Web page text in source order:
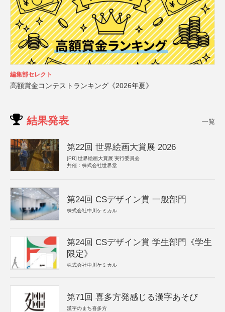
編集部セレクト
高額賞金コンテストランキング《2026年夏》
結果発表 一覧
第22回 世界絵画大賞展 2026
[PR] 世界絵画大賞展 実行委員会
共催：株式会社世界堂
第24回 CSデザイン賞 一般部門
株式会社中川ケミカル
第24回 CSデザイン賞 学生部門《学生
限定》
株式会社中川ケミカル
第71回 喜多方発感じる漢字あそび
漢字のまち喜多方